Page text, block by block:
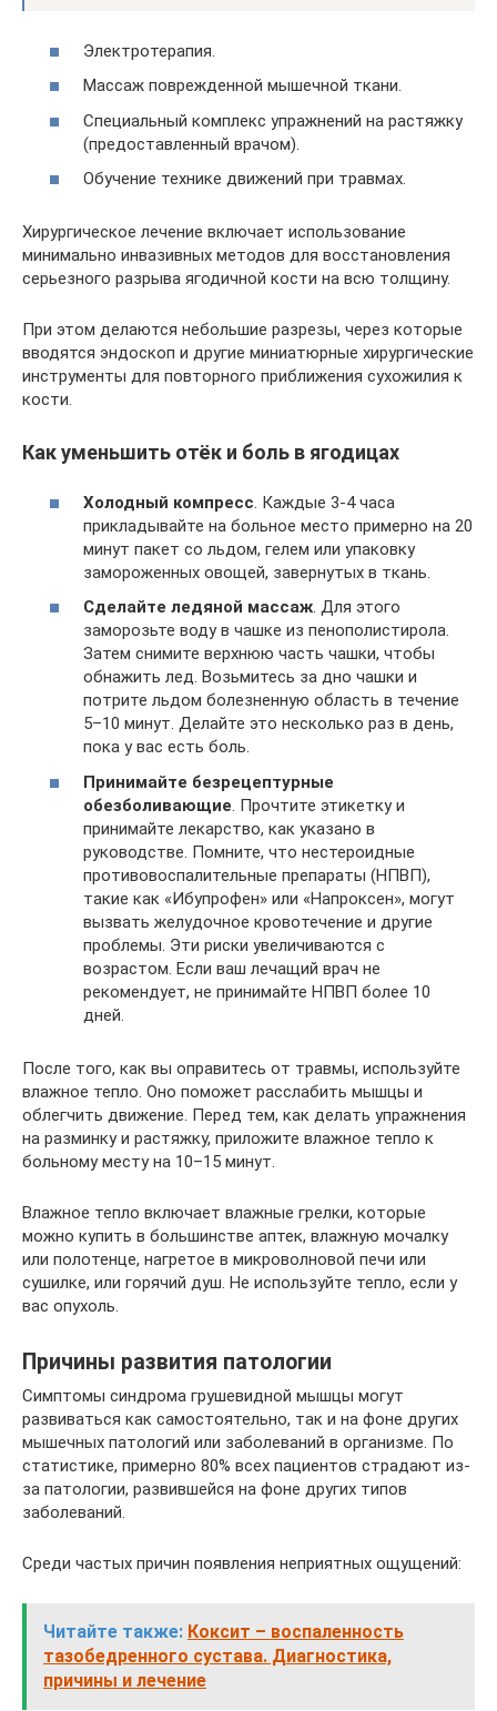
Электротерапия.
Массаж поврежденной мышечной ткани.
Специальный комплекс упражнений на растяжку
(предоставленный врачом).
Обучение технике движений при травмах.
Хирургическое лечение включает использование
минимально инвазивных методов для восстановления
серьезного разрыва ягодичной кости на всю толщину.
При этом делаются небольшие разрезы, через которые
вводятся эндоскоп и другие миниатюрные хирургические
инструменты для повторного приближения сухожилия к
кости.
Как уменьшить отёк и боль в ягодицах
Холодный компресс. Каждые 3-4 часа
прикладывайте на больное место примерно на 20
минут пакет со льдом, гелем или упаковку
замороженных овощей, завернутых в ткань.
Сделайте ледяной массаж. Для этого
заморозьте воду в чашке из пенополистирола.
Затем снимите верхнюю часть чашки, чтобы
обнажить лед. Возьмитесь за дно чашки и
потрите льдом болезненную область в течение
5–10 минут. Делайте это несколько раз в день,
пока у вас есть боль.
Принимайте безрецептурные
обезболивающие. Прочтите этикетку и
принимайте лекарство, как указано в
руководстве. Помните, что нестероидные
противовоспалительные препараты (НПВП),
такие как «Ибупрофен» или «Напроксен», могут
вызвать желудочное кровотечение и другие
проблемы. Эти риски увеличиваются с
возрастом. Если ваш лечащий врач не
рекомендует, не принимайте НПВП более 10
дней.
После того, как вы оправитесь от травмы, используйте
влажное тепло. Оно поможет расслабить мышцы и
облегчить движение. Перед тем, как делать упражнения
на разминку и растяжку, приложите влажное тепло к
больному месту на 10–15 минут.
Влажное тепло включает влажные грелки, которые
можно купить в большинстве аптек, влажную мочалку
или полотенце, нагретое в микроволновой печи или
сушилке, или горячий душ. Не используйте тепло, если у
вас опухоль.
Причины развития патологии
Симптомы синдрома грушевидной мышцы могут
развиваться как самостоятельно, так и на фоне других
мышечных патологий или заболеваний в организме. По
статистике, примерно 80% всех пациентов страдают из-
за патологии, развившейся на фоне других типов
заболеваний.
Среди частых причин появления неприятных ощущений:
Читайте также: Коксит – воспаленность
тазобедренного сустава. Диагностика,
причины и лечение